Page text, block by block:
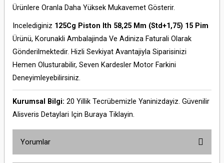
Ürünlere Oranla Daha Yüksek Mukavemet Gösterir.
Incelediginiz 125Cg Piston Ith 58,25 Mm (Std+1,75) 15 Pim
Ürünü, Korunakli Ambalajinda Ve Adiniza Faturali Olarak
Gönderilmektedir. Hizli Sevkiyat Avantajiyla Siparisinizi
Hemen Olusturabilir, Seven Kardesler Motor Farkini
Deneyimleyebilirsiniz.
Kurumsal Bilgi: 20 Yillik Tecrübemizle Yaninizdayiz. Güvenilir
Alisveris Detaylari Için Buraya Tiklayin.
Yorumlar